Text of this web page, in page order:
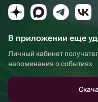
В приложении еще
Личный кабинет
напоминания о событиях